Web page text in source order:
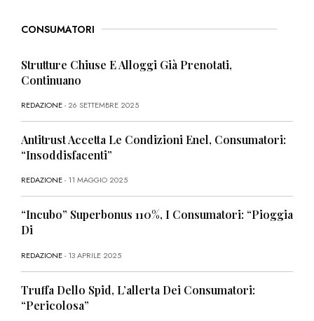
CONSUMATORI
Strutture Chiuse E Alloggi Già Prenotati,
Continuano
REDAZIONE- 26 SETTEMBRE 2025
Antitrust Accetta Le Condizioni Enel, Consumatori:
“Insoddisfacenti”
REDAZIONE- 11 MAGGIO 2025
“Incubo” Superbonus 110%, I Consumatori: “Pioggia
Di
REDAZIONE- 13 APRILE 2025
Truffa Dello Spid, L’allerta Dei Consumatori:
“Pericolosa”